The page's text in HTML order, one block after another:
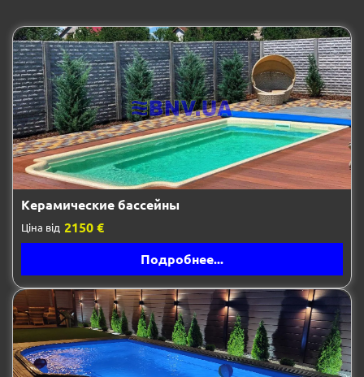
Керамические бассейны
Ціна від 2150 €
Подробнее...